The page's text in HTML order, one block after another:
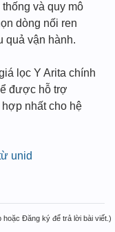
và quy mô
dòng nối ren
quả vận hành.
lọc Y Arita chính
được hỗ trợ
nhất cho hệ
unid
hoặc Đăng ký để trả lời bài viết.)